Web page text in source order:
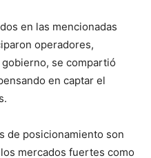
en las mencionadas
operadores,
se compartió
en captar el
de posicionamiento son
mercados fuertes como